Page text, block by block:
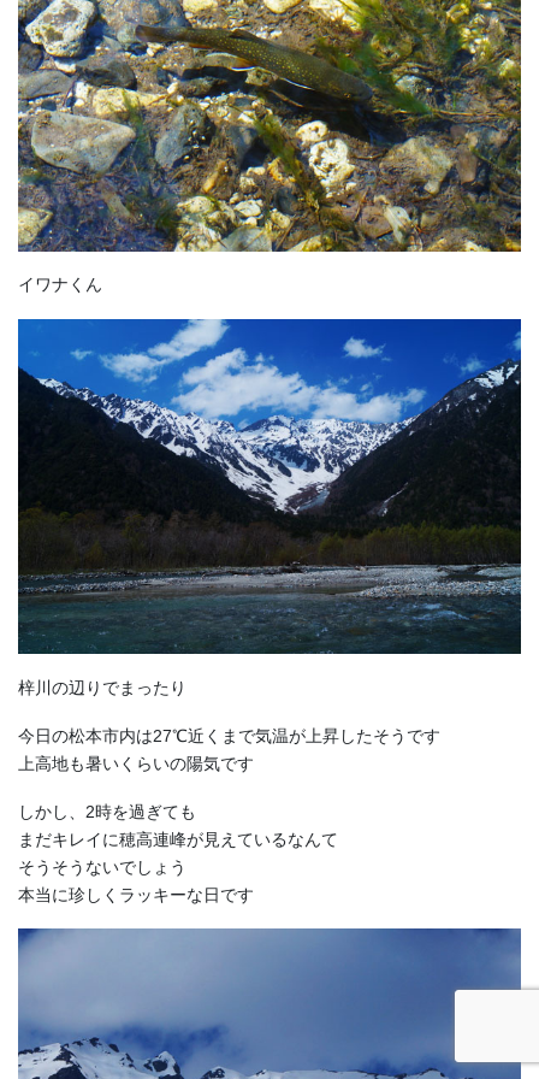
イワナくん
梓川の辺りでまったり
今日の松本市内は27℃近くまで気温が上昇したそうです
上高地も暑いくらいの陽気です
しかし、2時を過ぎても
まだキレイに穂高連峰が見えているなんて
そうそうないでしょう
本当に珍しくラッキーな日です